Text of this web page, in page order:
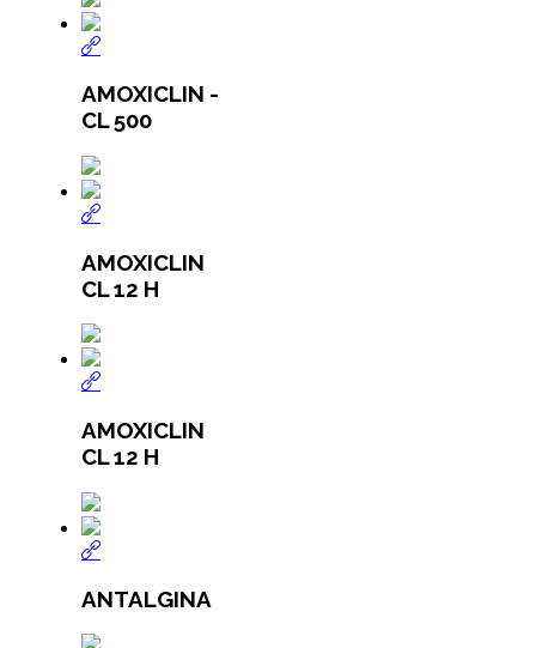
AMOXICLIN -
CL 500
AMOXICLIN
CL 12 H
AMOXICLIN
CL 12 H
ANTALGINA